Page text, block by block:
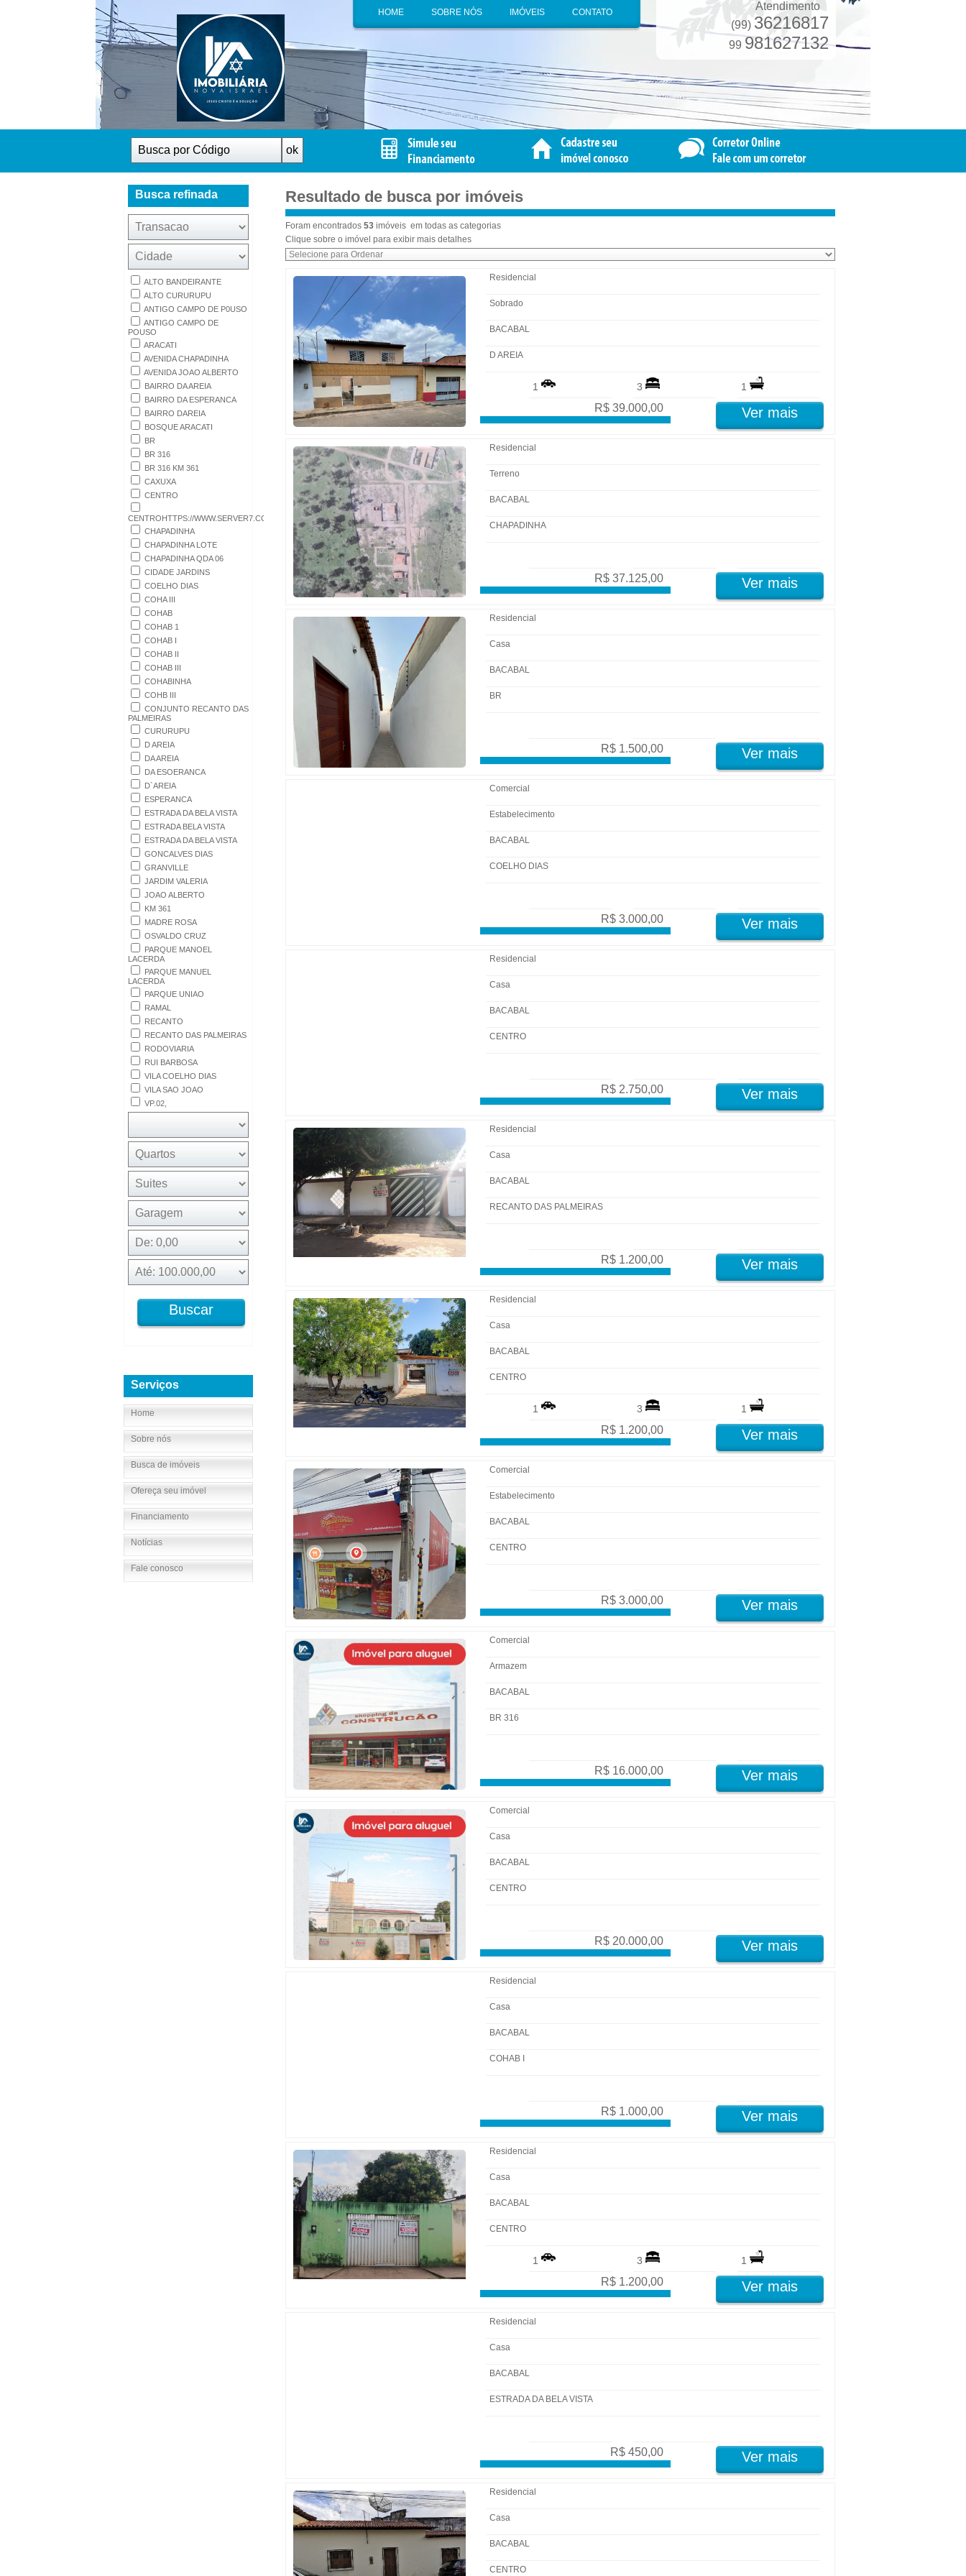
HOME SOBRE NÓS IMÓVEIS CONTATO
Atendimento
(99) 36216817
99 981627132
Busca refinada
ALTO BANDEIRANTE
ALTO CURURUPU
ANTIGO CAMPO DE P0USO
ANTIGO CAMPO DE
POUSO
ARACATI
AVENIDA CHAPADINHA
AVENIDA JOAO ALBERTO
BAIRRO DA AREIA
BAIRRO DA ESPERANCA
BAIRRO DAREIA
BOSQUE ARACATI
BR
BR 316
BR 316 KM 361
CAXUXA
CENTRO
CENTROHTTPS://WWW.SERVER7.COM.BR/NOVO4P5C0SMLCYMWRHXQNAODUJ3
CHAPADINHA
CHAPADINHA LOTE
CHAPADINHA QDA 06
CIDADE JARDINS
COELHO DIAS
COHA III
COHAB
COHAB 1
COHAB I
COHAB II
COHAB III
COHABINHA
COHB III
CONJUNTO RECANTO DAS
PALMEIRAS
CURURUPU
D AREIA
DA AREIA
DA ESOERANCA
D`AREIA
ESPERANCA
ESTRADA DA BELA VISTA
ESTRADA BELA VISTA
ESTRADA DA BELA VISTA
GONCALVES DIAS
GRANVILLE
JARDIM VALERIA
JOAO ALBERTO
KM 361
MADRE ROSA
OSVALDO CRUZ
PARQUE MANOEL
LACERDA
PARQUE MANUEL
LACERDA
PARQUE UNIAO
RAMAL
RECANTO
RECANTO DAS PALMEIRAS
RODOVIARIA
RUI BARBOSA
VILA COELHO DIAS
VILA SAO JOAO
VP.02,
Buscar
Serviços
Home
Sobre nós
Busca de imóveis
Ofereça seu imóvel
Financiamento
Notícias
Fale conosco
Resultado de busca por imóveis
Foram encontrados 53 imóveis em todas as categorias
Clique sobre o imóvel para exibir mais detalhes
Residencial
Sobrado
BACABAL
D AREIA
1
3
1
R$ 39.000,00 Ver mais
Residencial
Terreno
BACABAL
CHAPADINHA
R$ 37.125,00 Ver mais
Residencial
Casa
BACABAL
BR
R$ 1.500,00 Ver mais
Comercial
Estabelecimento
BACABAL
COELHO DIAS
R$ 3.000,00 Ver mais
Residencial
Casa
BACABAL
CENTRO
R$ 2.750,00 Ver mais
Residencial
Casa
BACABAL
RECANTO DAS PALMEIRAS
R$ 1.200,00 Ver mais
Residencial
Casa
BACABAL
CENTRO
1
3
1
R$ 1.200,00 Ver mais
Comercial
Estabelecimento
BACABAL
CENTRO
R$ 3.000,00 Ver mais
Comercial
Armazem
BACABAL
BR 316
R$ 16.000,00 Ver mais
Comercial
Casa
BACABAL
CENTRO
R$ 20.000,00 Ver mais
Residencial
Casa
BACABAL
COHAB I
R$ 1.000,00 Ver mais
Residencial
Casa
BACABAL
CENTRO
1
3
1
R$ 1.200,00 Ver mais
Residencial
Casa
BACABAL
ESTRADA DA BELA VISTA
R$ 450,00 Ver mais
Residencial
Casa
BACABAL
CENTRO